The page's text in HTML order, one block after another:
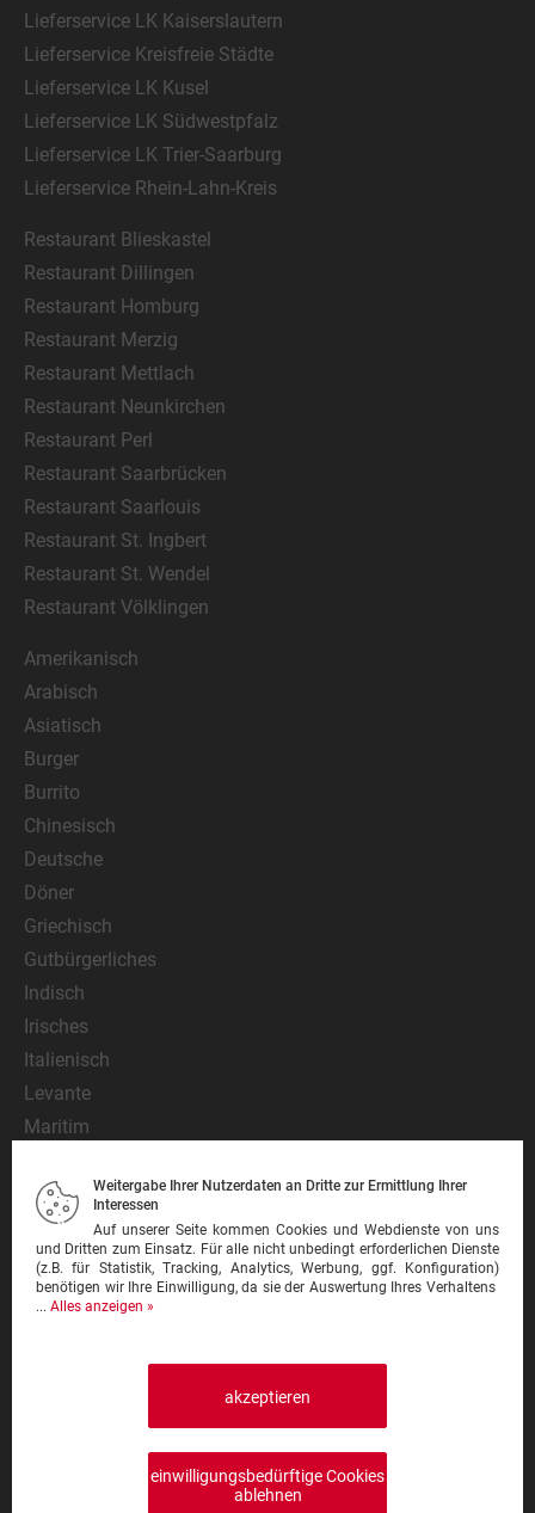
Lieferservice LK Kaiserslautern
Lieferservice Kreisfreie Städte
Lieferservice LK Kusel
Lieferservice LK Südwestpfalz
Lieferservice LK Trier-Saarburg
Lieferservice Rhein-Lahn-Kreis
Restaurant Blieskastel
Restaurant Dillingen
Restaurant Homburg
Restaurant Merzig
Restaurant Mettlach
Restaurant Neunkirchen
Restaurant Perl
Restaurant Saarbrücken
Restaurant Saarlouis
Restaurant St. Ingbert
Restaurant St. Wendel
Restaurant Völklingen
Amerikanisch
Arabisch
Asiatisch
Burger
Burrito
Chinesisch
Deutsche
Döner
Griechisch
Gutbürgerliches
Indisch
Irisches
Italienisch
Levante
Maritim
Mexikanisch
Nationalgericht
Orientalisch
Pasta
Weitergabe Ihrer Nutzerdaten an Dritte zur Ermittlung Ihrer
Interessen
Auf unserer Seite kommen Cookies und Webdienste von uns
und Dritten zum Einsatz. Für alle nicht unbedingt erforderlichen Dienste
(z.B. für Statistik, Tracking, Analytics, Werbung, ggf. Konfiguration)
benötigen wir Ihre Einwilligung, da sie der Auswertung Ihres Verhaltens
... Alles anzeigen »
akzeptieren
einwilligungsbedürftige Cookies
ablehnen